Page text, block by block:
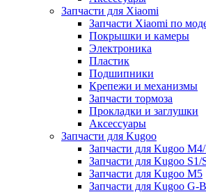
Запчасти для Xiaomi
Запчасти Xiaomi по
Покрышки и камеры
Электроника
Пластик
Подшипники
Крепежи и механизмы
Запчасти тормоза
Прокладки и заглушки
Аксессуары
Запчасти для Kugoo
Запчасти для Kugoo
Запчасти для Kugoo S1/
Запчасти для Kugoo M5
Запчасти для Kugoo G-